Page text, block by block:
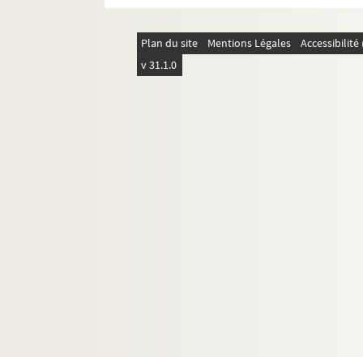
Plan du site Mentions Légales
v 31.1.0